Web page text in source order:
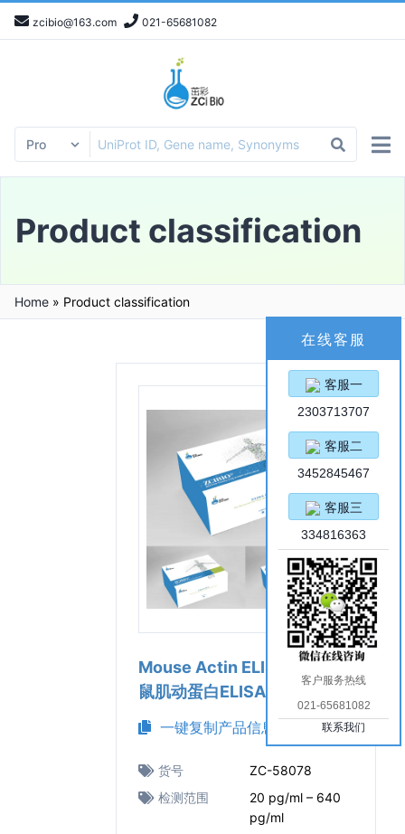
zcibio@163.com 021-65681082
Product classification
Home » Product classification
Mouse Actin ELISA Kit（小
鼠肌动蛋白ELISA试剂盒）
一键复制产品信息
货号
ZC-58078
检测范围
20 pg/ml – 640
pg/ml
在线客服
客服一
2303713707
客服二
3452845467
客服三
334816363
客户服务热线
021-65681082
联系我们